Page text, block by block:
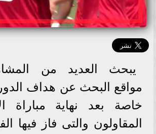
يبحث العديد من
مواقع البحث عن هداف
خاصة بعد نهاية مباراة
المقاولون والتى فاز فيها